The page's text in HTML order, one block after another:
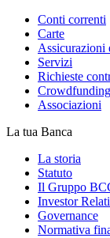
Conti correnti
Carte
Assicurazioni
Servizi
Richieste
Associazioni
La tua Banca
La storia
Statuto
Il Gruppo
Investor
Governance
Normativa